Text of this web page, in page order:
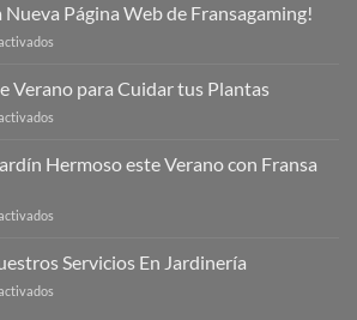
Nueva Página Web de Fransagaming!
Nueva
de
Verano para Cuidar tus Plantas
de
Plantas
Hermoso este Verano con Fransa
tuServicios En Jardinería